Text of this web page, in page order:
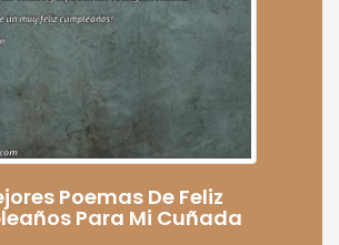
Poemas De Feliz
Para Mi Cuñada